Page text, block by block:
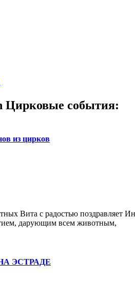
Цирковые события:
из цирков
Вита с радостью поздравляет
дарующим всем животным,
ЭСТРАДЕ